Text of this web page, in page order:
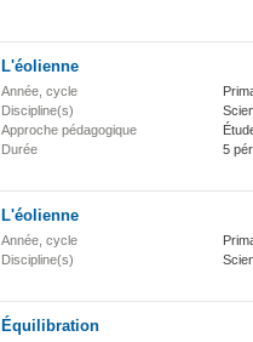
L'éolienne
Année, cycle
Discipline(s)
Approche pédagogique
Durée
5
L'éolienne
Année, cycle
Discipline(s)
Équilibration